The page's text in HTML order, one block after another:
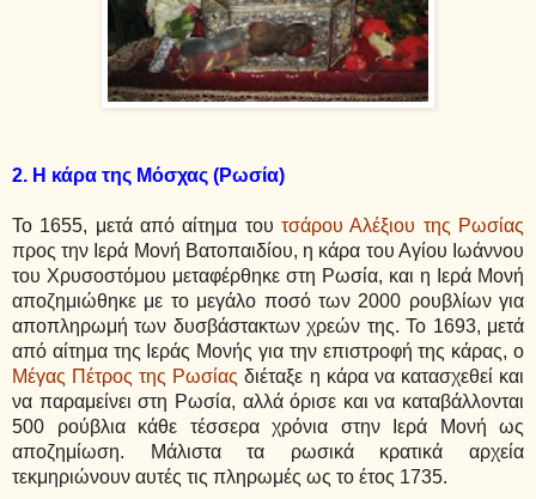
2. Η κάρα της Μόσχας (Ρωσία)
Το 1655, μετά από αίτημα του τσάρου Αλέξιου της Ρωσίας
προς την Ιερά Μονή Βατοπαιδίου, η κάρα του Αγίου Ιωάννου
του Χρυσοστόμου μεταφέρθηκε στη Ρωσία, και η Ιερά Μονή
αποζημιώθηκε με το μεγάλο ποσό των 2000 ρουβλίων για
αποπληρωμή των δυσβάστακτων χρεών της. Το 1693, μετά
από αίτημα της Ιεράς Μονής για την επιστροφή της κάρας, ο
Μέγας Πέτρος της Ρωσίας διέταξε η κάρα να κατασχεθεί και
να παραμείνει στη Ρωσία, αλλά όρισε και να καταβάλλονται
500 ρούβλια κάθε τέσσερα χρόνια στην Ιερά Μονή ως
αποζημίωση. Μάλιστα τα ρωσικά κρατικά αρχεία
τεκμηριώνουν αυτές τις πληρωμές ως το έτος 1735.